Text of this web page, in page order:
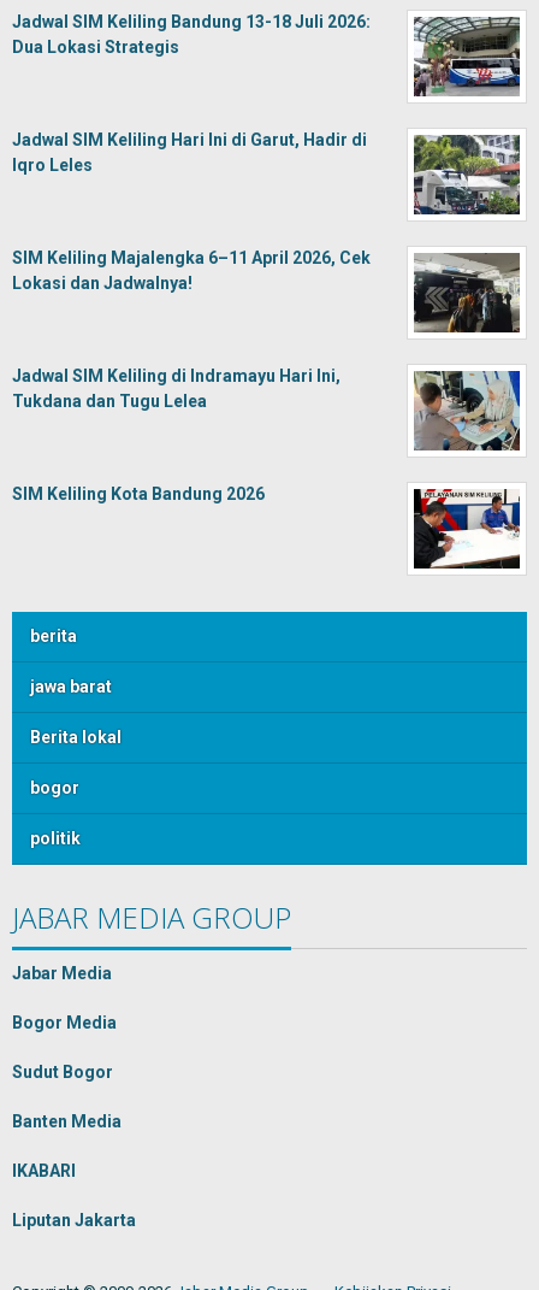
Jadwal SIM Keliling Bandung 13-18 Juli 2026:
Dua Lokasi Strategis
Jadwal SIM Keliling Hari Ini di Garut, Hadir di
Iqro Leles
SIM Keliling Majalengka 6–11 April 2026, Cek
Lokasi dan Jadwalnya!
Jadwal SIM Keliling di Indramayu Hari Ini,
Tukdana dan Tugu Lelea
SIM Keliling Kota Bandung 2026
berita
jawa barat
Berita lokal
bogor
politik
JABAR MEDIA GROUP
Jabar Media
Bogor Media
Sudut Bogor
Banten Media
IKABARI
Liputan Jakarta